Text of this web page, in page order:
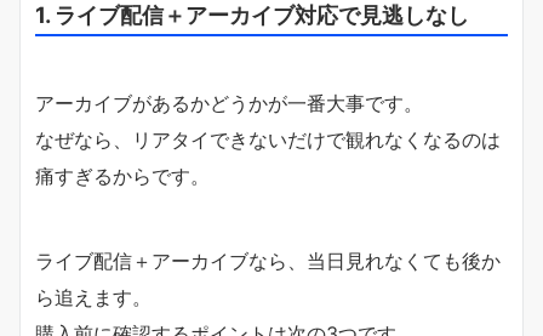
1. ライブ配信＋アーカイブ対応で見逃しなし
アーカイブがあるかどうかが一番大事です。
なぜなら、リアタイできないだけで観れなくなるのは
痛すぎるからです。
ライブ配信＋アーカイブなら、当日見れなくても後か
ら追えます。